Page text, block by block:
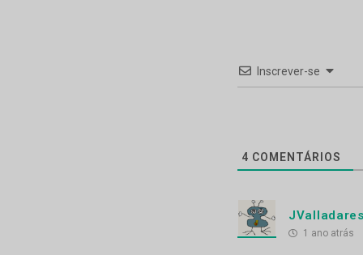
Inscrever-se
4 COMENTÁRIOS
1 ano atrás